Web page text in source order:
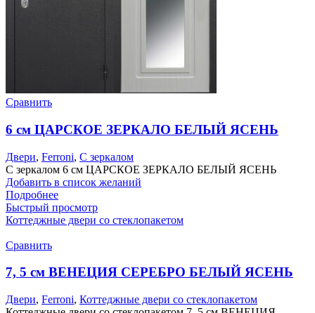
Сравнить
6 см ЦАРСКОЕ ЗЕРКАЛО БЕЛЫЙ ЯСЕНЬ
Двери, Ferroni, С зеркалом
С зеркалом 6 см ЦАРСКОЕ ЗЕРКАЛО БЕЛЫЙ ЯСЕНЬ
Добавить в список желаний
Подробнее
Быстрый просмотр
Коттеджные двери со стеклопакетом
Сравнить
7, 5 см ВЕНЕЦИЯ СЕРЕБРО БЕЛЫЙ ЯСЕНЬ
Двери, Ferroni, Коттеджные двери со стеклопакетом